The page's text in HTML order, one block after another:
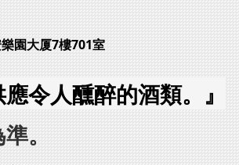
園大厦7樓701室
令人醺醉的酒類。』
。